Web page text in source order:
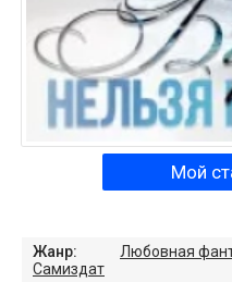
Мой
Жанр: Любовная
Самиздат